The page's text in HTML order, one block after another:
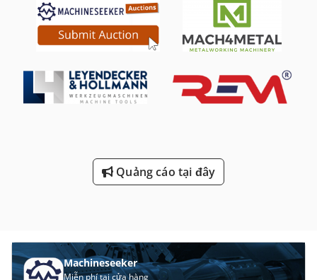
Quảng cáo tại đây
Machineseeker
Miễn phí tại cửa hàng